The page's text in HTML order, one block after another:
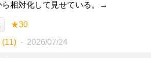
ら相対化して見せている。→
★30
(11) 2026/07/24